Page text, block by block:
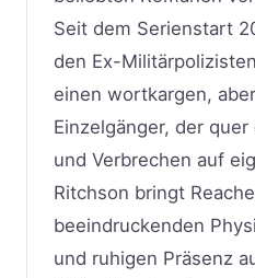
Seit dem Serienstart
den Ex-
einen wortkargen,
Einzelgänger, der
und Verbrechen auf
Ritchson bringt
beeindruckenden
und ruhigen Präsenz